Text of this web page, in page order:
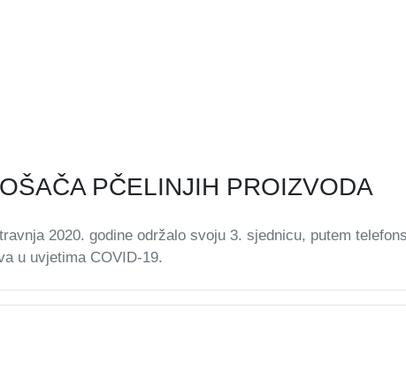
PČELINJIH PROIZVODA
2020. godine održalo svoju 3. sjednicu, putem
u uvjetima COVID-19.